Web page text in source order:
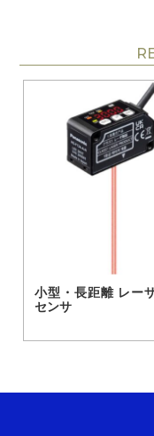
小型・長距離 レー
センサ